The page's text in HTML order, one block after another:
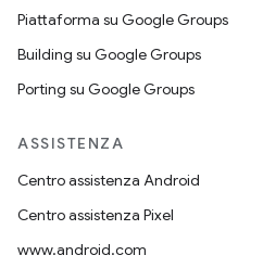
Piattaforma su Google Groups
Building su Google Groups
Porting su Google Groups
ASSISTENZA
Centro assistenza Android
Centro assistenza Pixel
www.android.com